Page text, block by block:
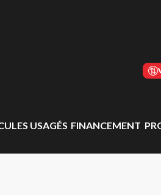
USAGÉS FINANCEMENT